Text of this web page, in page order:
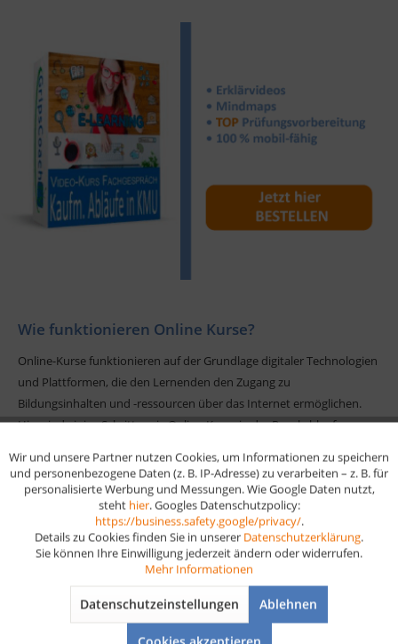
Wie funktionieren Online Kurse?
Online-Kurse funktionieren auf der Grundlage digitaler Technologien
und Plattformen, die den Lernenden den Zugang zu
Bildungsinhalten und -ressourcen über das Internet ermöglichen.
Hier sind einige Schritte, wie Online-Kurse in der Regel ablaufen:
1. Registrierung:Du registrierst dich für den Online-Kurs auf der
entsprechenden Plattform oder Website. In einigen Fällen ist
möglicherweise eine Gebühr erforderlich, um auf den Kurs zugreifen
2. Zugang zum Kursmaterial:Nach der Registrierung erhältst du
Zugang zum Kursmaterial, das in verschiedenen Formen vorliegen
kann, wie zum Beispiel Videos, Texte, Präsentationen oder
Funktionale Aktiv
Aktiv
Aktiv
Wir und unsere Partner nutzen Cookies, um Informationen zu speichern
und personenbezogene Daten (z. B. IP-Adresse) zu verarbeiten – z. B. für
personalisierte Werbung und Messungen. Wie Google Daten nutzt,
steht hier. Googles Datenschutzpolicy:
https://business.safety.google/privacy/.
Details zu Cookies finden Sie in unserer Datenschutzerklärung.
Sie können Ihre Einwilligung jederzeit ändern oder widerrufen.
Mehr Informationen
Datenschutzeinstellungen Ablehnen